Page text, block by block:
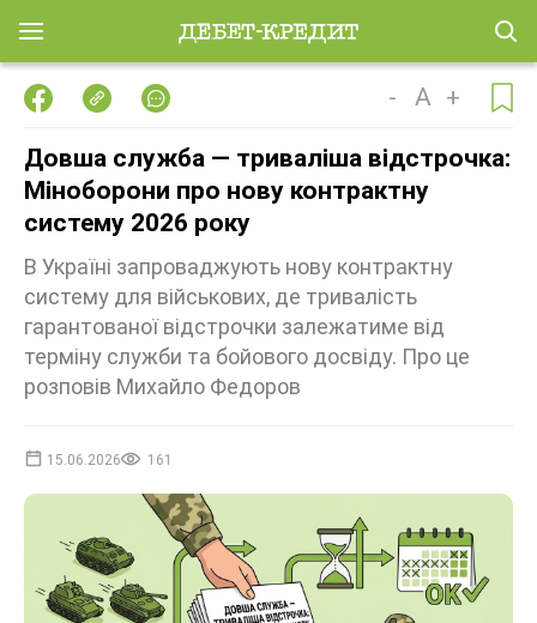
- A +
Довша служба — триваліша відстрочка:
Міноборони про нову контрактну
систему 2026 року
В Україні запроваджують нову контрактну
систему для військових, де тривалість
гарантованої відстрочки залежатиме від
терміну служби та бойового досвіду. Про це
розповів Михайло Федоров
15.06.2026 161